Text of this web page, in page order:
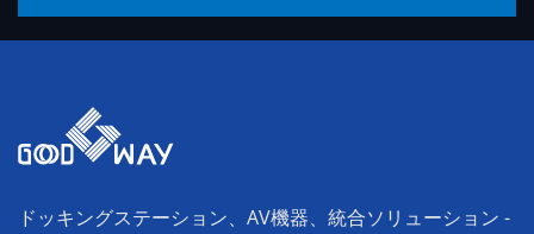
ドッキングステーション、AV機器、統合ソリューション -